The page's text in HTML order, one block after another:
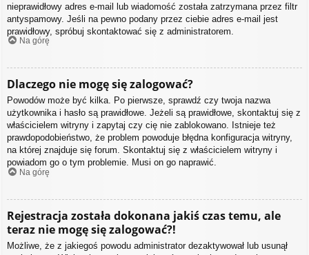
nieprawidłowy adres e-mail lub wiadomość została zatrzymana przez filtr
antyspamowy. Jeśli na pewno podany przez ciebie adres e-mail jest
prawidłowy, spróbuj skontaktować się z administratorem.
Na górę
Dlaczego nie mogę się zalogować?
Powodów może być kilka. Po pierwsze, sprawdź czy twoja nazwa
użytkownika i hasło są prawidłowe. Jeżeli są prawidłowe, skontaktuj się z
właścicielem witryny i zapytaj czy cię nie zablokowano. Istnieje też
prawdopodobieństwo, że problem powoduje błędna konfiguracja witryny,
na której znajduje się forum. Skontaktuj się z właścicielem witryny i
powiadom go o tym problemie. Musi on go naprawić.
Na górę
Rejestracja została dokonana jakiś czas temu, ale
teraz nie mogę się zalogować?!
Możliwe, że z jakiegoś powodu administrator dezaktywował lub usunął